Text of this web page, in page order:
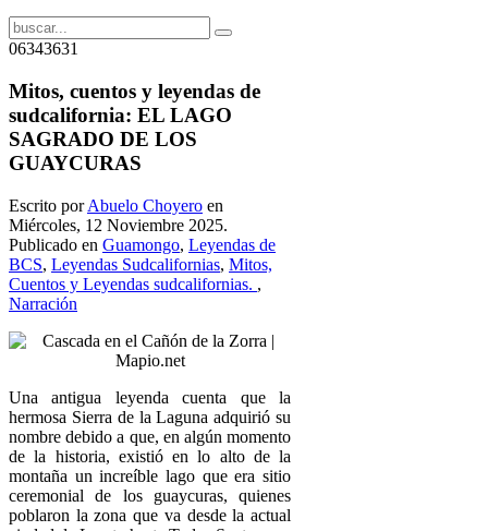
06343631
Mitos, cuentos y leyendas de
sudcalifornia: EL LAGO
SAGRADO DE LOS
GUAYCURAS
Escrito porAbuelo Choyero en
Miércoles, 12 Noviembre 2025.
Publicado en Guamongo, Leyendas de
BCS, Leyendas Sudcalifornias, Mitos,
Cuentos y Leyendas sudcalifornias. ,
Narración
Una antigua leyenda cuenta que la
hermosa Sierra de la Laguna adquirió su
nombre debido a que, en algún momento
de la historia, existió en lo alto de la
montaña un increíble lago que era sitio
ceremonial de los guaycuras, quienes
poblaron la zona que va desde la actual